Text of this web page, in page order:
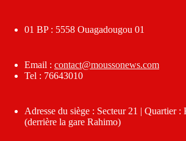
01 BP : 5558 Ouagadougou 01
Email : contact@moussonews.com
Tel : 76643010
Adresse du siège : Secteur 21 | Quartier :
(derrière la gare Rahimo)